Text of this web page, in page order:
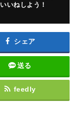
いいねしよう！
シェア
送る
feedly